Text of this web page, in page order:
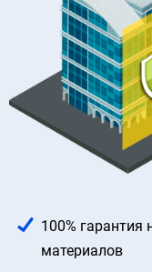
100% гарантия
материалов